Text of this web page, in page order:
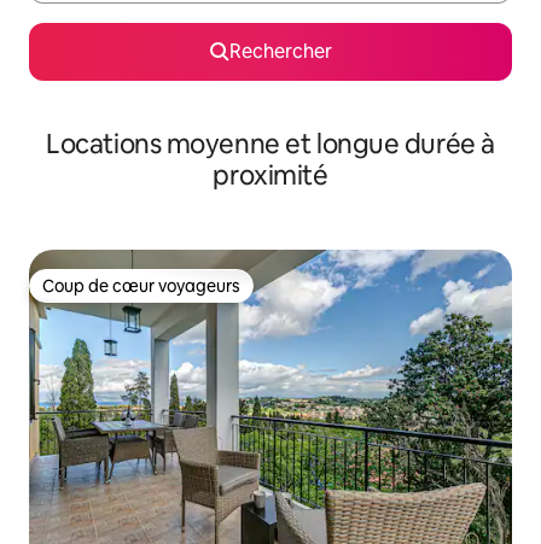
Rechercher
Locations moyenne et longue durée à
proximité
Coup de cœur voyageurs
Coup de cœur voyageurs